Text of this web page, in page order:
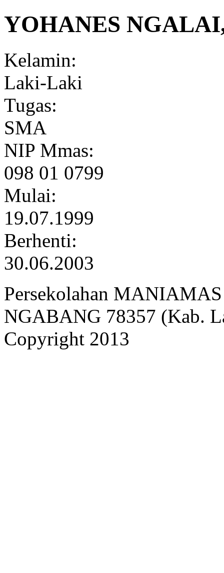
YOHANES
Kelamin:
Laki-Laki
Tugas:
SMA
NIP Mmas:
098 01 0799
Mulai:
19.07.1999
Berhenti:
30.06.2003
Persekolahan
NGABANG 78357 (Kab.
Copyright 2013